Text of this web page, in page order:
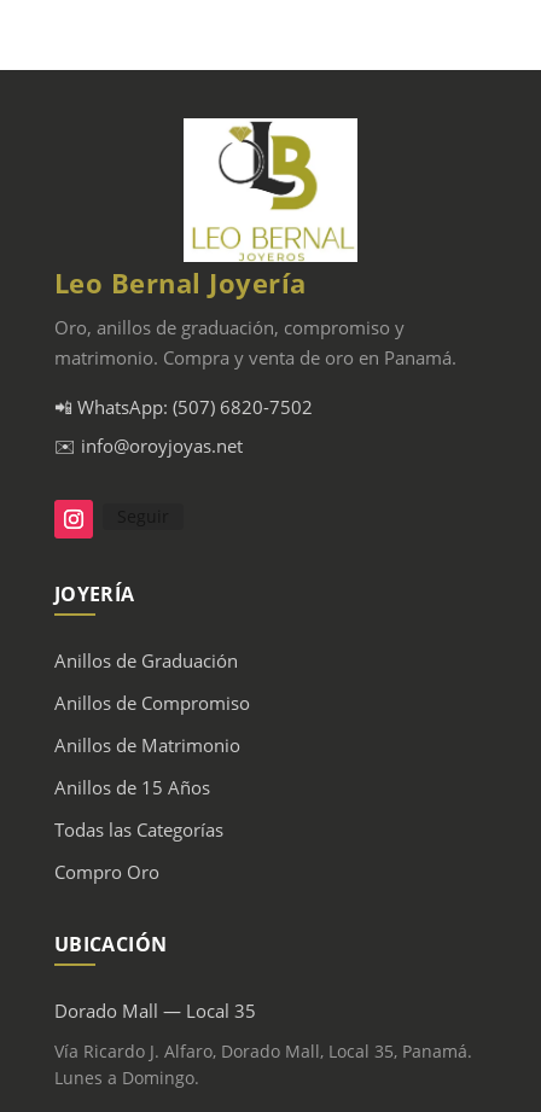
Leo Bernal Joyería
Oro, anillos de graduación, compromiso y
matrimonio. Compra y venta de oro en Panamá.
📲 WhatsApp: (507) 6820-7502
✉️ info@oroyjoyas.net
JOYERÍA
Anillos de Graduación
Anillos de Compromiso
Anillos de Matrimonio
Anillos de 15 Años
Todas las Categorías
Compro Oro
UBICACIÓN
Dorado Mall — Local 35
Vía Ricardo J. Alfaro, Dorado Mall, Local 35, Panamá.
Lunes a Domingo.